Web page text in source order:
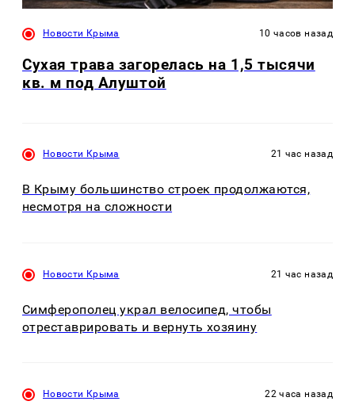
Новости Крыма 10 часов назад
Сухая трава загорелась на 1,5 тысячи
кв. м под Алуштой
Новости Крыма 21 час назад
В Крыму большинство строек продолжаются,
несмотря на сложности
Новости Крыма 21 час назад
Симферополец украл велосипед, чтобы
отреставрировать и вернуть хозяину
Новости Крыма 22 часа назад